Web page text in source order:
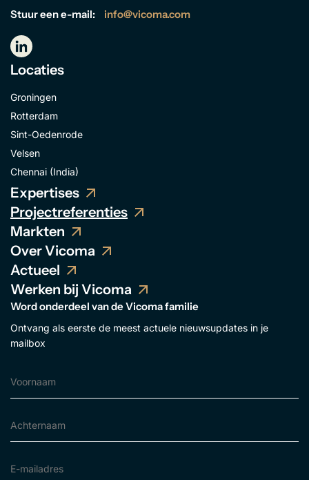
Stuur een e-mail:
info@vicoma.com
Locaties
Groningen
Rotterdam
Sint-Oedenrode
Velsen
Chennai (India)
Expertises
Projectreferenties
Markten
Over Vicoma
Actueel
Werken bij Vicoma
Word onderdeel van de Vicoma familie
Ontvang als eerste de meest actuele nieuwsupdates in je
mailbox